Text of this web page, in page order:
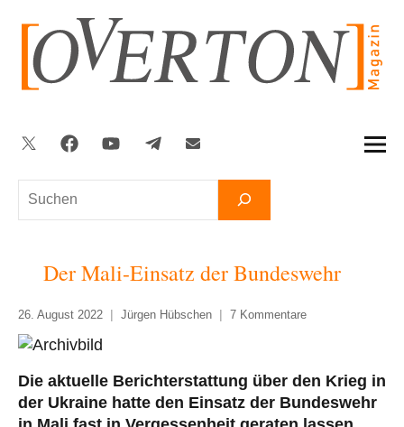
springen
Suchen
Twitter FacebookYouTubeTelegram
Der Mali-Einsatz der Bundeswehr
26. August 2022 Jürgen Hübschen 7 Kommentare
Die aktuelle Berichterstattung über den Krieg in
der Ukraine hatte den Einsatz der Bundeswehr